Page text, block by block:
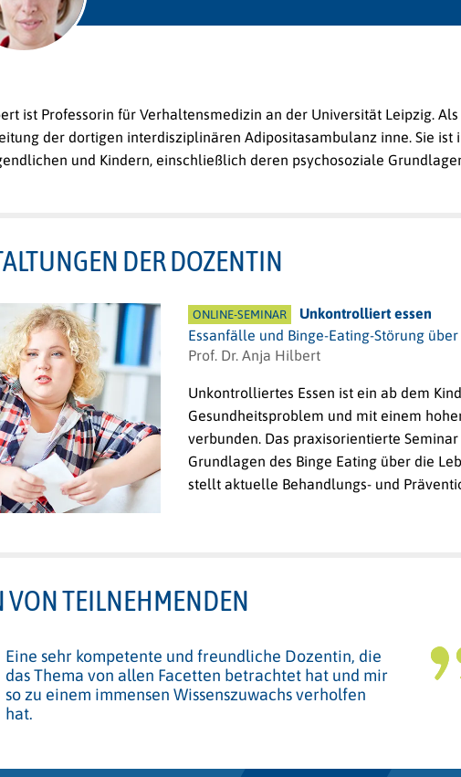
ist Professorin für Verhaltensmedizin an der Universität Leipzig.
der dortigen interdisziplinären Adipositasambulanz inne. Sie
und Kindern, einschließlich deren psychosoziale
DER DOZENTIN
ONLINE-SEMINAR
Unkontrolliert essen
Essanfälle und Binge-Eating-Störung
Prof. Dr. Anja Hilbert
Unkontrolliertes Essen ist ein ab dem
Gesundheitsproblem und mit einem
verbunden. Das praxisorientierte
Grundlagen des Binge Eating über die
stellt aktuelle Behandlungs- und
VON TEILNEHMENDEN
Eine sehr kompetente und freundliche Dozentin, die
das Thema von allen Facetten betrachtet hat und mir
so zu einem immensen Wissenszuwachs verholfen
hat.